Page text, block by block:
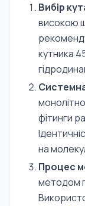
Вибір
високою
кутника
фітинги
на
Процес
методом